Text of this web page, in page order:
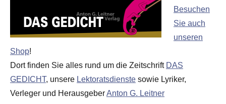
Besuchen
Sie auch
unseren
Shop!
Dort finden Sie alles rund um die Zeitschrift DAS
GEDICHT, unsere Lektoratsdienste sowie Lyriker,
Verleger und HerausgeberAnton G. Leitner